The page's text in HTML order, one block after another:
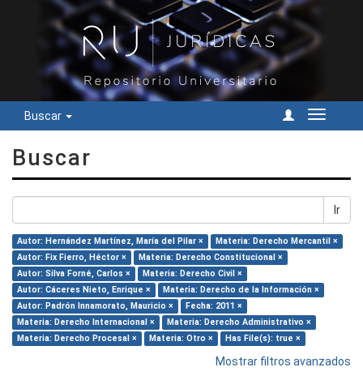
Buscar
Cambiar
Buscar
Ir
Autor: Hernández Martínez, María del Pilar ×
Materia: Derecho Mercantil ×
Autor: Fix Fierro, Héctor ×
Materia: Derecho Constitucional ×
Autor: Silva Forné, Carlos ×
Materia: Derecho Civil ×
Autor: Cáceres Nieto, Enrique ×
Materia: Derecho de la Información ×
Autor: Padrón Innamorato, Mauricio ×
Fecha: 2011 ×
Materia: Derecho Internacional ×
Materia: Derecho Administrativo ×
Materia: Derecho Procesal ×
Materia: Otro × Has File(s): true ×
Mostrar filtros avanzados